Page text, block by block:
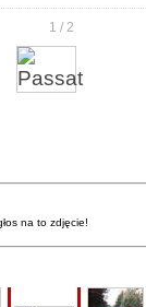
1 / 2
na to zdjęcie!